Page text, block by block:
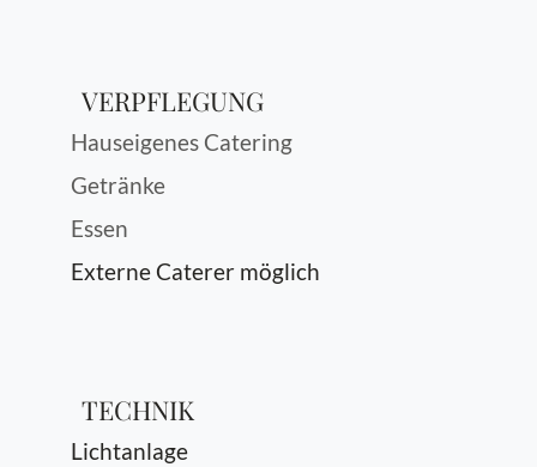
VERPFLEGUNG
Hauseigenes Catering
Getränke
Essen
Externe Caterer möglich
TECHNIK
Lichtanlage